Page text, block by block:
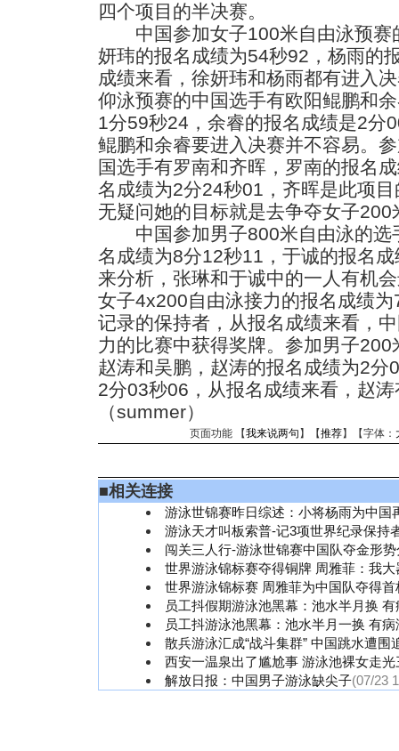
四个项目的半决赛。
中国参加女子100米自由泳预赛
妍玮的报名成绩为54秒92，杨雨的
成绩来看，徐妍玮和杨雨都有进入
仰泳预赛的中国选手有欧阳鲲鹏和
1分59秒24，余睿的报名成绩是2分
鲲鹏和余睿要进入决赛并不容易。
国选手有罗南和齐晖，罗南的报名
名成绩为2分24秒01，齐晖是此项
无疑问她的目标就是去争夺女子200
中国参加男子800米自由泳的选
名成绩为8分12秒11，于诚的报名
来分析，张琳和于诚中的一人有机
女子4x200自由泳接力的报名成绩
记录的保持者，从报名成绩来看，
力的比赛中获得奖牌。参加男子
赵涛和吴鹏，赵涛的报名成绩为2
2分03秒06，从报名成绩来看，赵
（summer）
页面功能 【我来说两句 】【推荐】【字体：
■相关连接
游泳世锦赛昨日综述：小将杨雨为中国
游泳天才叫板索普-记3项世界纪录保持
闯关三人行-游泳世锦赛中国队夺金形
世界游泳锦标赛夺得铜牌 周雅菲：我大
世界游泳锦标赛 周雅菲为中国队夺得
员工抖假期游泳池黑幕：池水半月换
员工抖游泳池黑幕：池水半月一换 有
散兵游泳汇成“战斗集群” 中国跳水遭围
西安一温泉出了尴尬事 游泳池裸女走光
解放日报：中国男子游泳缺尖子(07/23